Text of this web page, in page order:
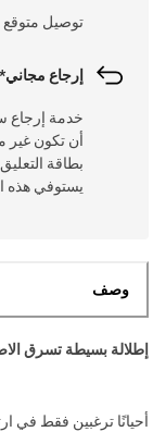
توصيل متوقع
إرجاع
أن تكون غير
بطاقة
يستوفي هذه
وصف
إطلالة بسيطة تسرق
أحيانًا ترغبين فقط في